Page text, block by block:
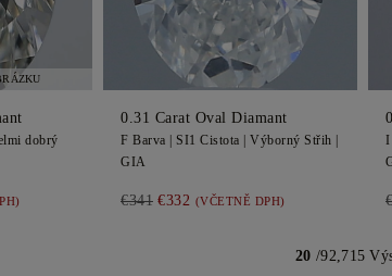
dobrý
0.31 Carat Oval Diamant
F Barva | SI1 Cistota | Výborný Střih |
GIA
€341 €332 (VČETNĚ DPH)
I
20 /92,715